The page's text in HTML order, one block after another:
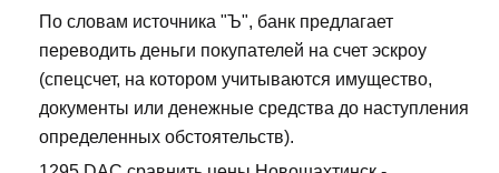
По словам источника "Ъ", банк предлагает
переводить деньги покупателей на счет эскроу
(спецсчет, на котором учитываются имущество,
документы или денежные средства до наступления
определенных обстоятельств).